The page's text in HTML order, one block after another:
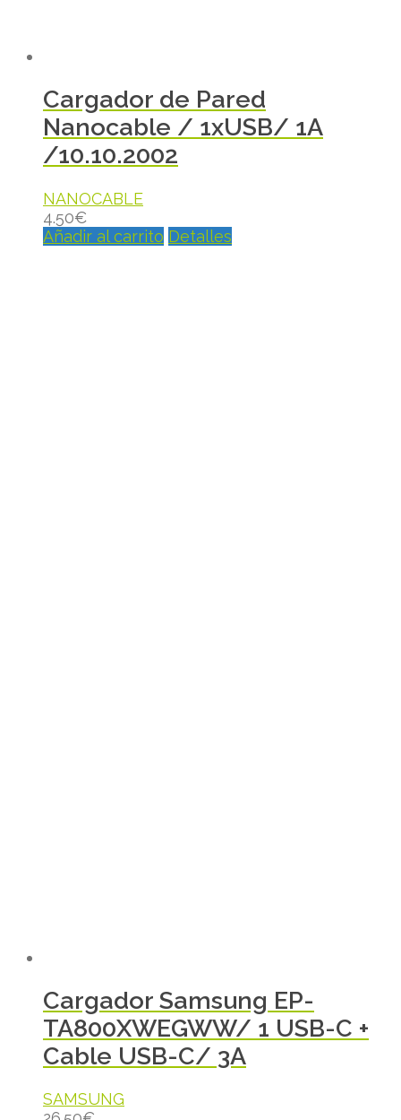
Cargador de Pared
Nanocable / 1xUSB/ 1A
/10.10.2002
NANOCABLE
4.50€
Añadir al carrito Detalles
Cargador Samsung EP-
TA800XWEGWW/ 1 USB-C +
Cable USB-C/ 3A
SAMSUNG